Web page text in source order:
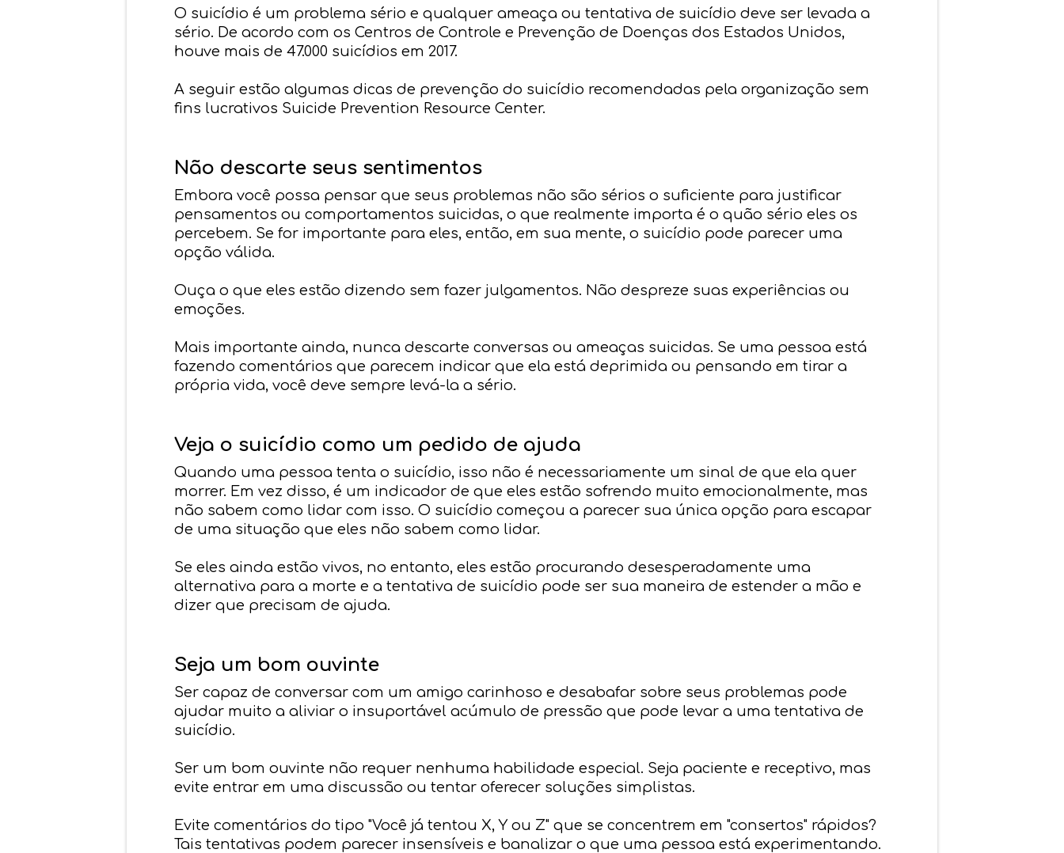
O suicídio é um problema sério e qualquer ameaça ou tentativa de suicídio deve ser levada a
sério. De acordo com os Centros de Controle e Prevenção de Doenças dos Estados Unidos,
houve mais de 47.000 suicídios em 2017.
A seguir estão algumas dicas de prevenção do suicídio recomendadas pela organização sem
fins lucrativos Suicide Prevention Resource Center.
Não descarte seus sentimentos
Embora você possa pensar que seus problemas não são sérios o suficiente para justificar
pensamentos ou comportamentos suicidas, o que realmente importa é o quão sério eles os
percebem. Se for importante para eles, então, em sua mente, o suicídio pode parecer uma
opção válida.
Ouça o que eles estão dizendo sem fazer julgamentos. Não despreze suas experiências ou
emoções.
Mais importante ainda, nunca descarte conversas ou ameaças suicidas. Se uma pessoa está
fazendo comentários que parecem indicar que ela está deprimida ou pensando em tirar a
própria vida, você deve sempre levá-la a sério.
Veja o suicídio como um pedido de ajuda
Quando uma pessoa tenta o suicídio, isso não é necessariamente um sinal de que ela quer
morrer. Em vez disso, é um indicador de que eles estão sofrendo muito emocionalmente, mas
não sabem como lidar com isso. O suicídio começou a parecer sua única opção para escapar
de uma situação que eles não sabem como lidar.
Se eles ainda estão vivos, no entanto, eles estão procurando desesperadamente uma
alternativa para a morte e a tentativa de suicídio pode ser sua maneira de estender a mão e
dizer que precisam de ajuda.
Seja um bom ouvinte
Ser capaz de conversar com um amigo carinhoso e desabafar sobre seus problemas pode
ajudar muito a aliviar o insuportável acúmulo de pressão que pode levar a uma tentativa de
suicídio.
Ser um bom ouvinte não requer nenhuma habilidade especial. Seja paciente e receptivo, mas
evite entrar em uma discussão ou tentar oferecer soluções simplistas.
Evite comentários do tipo "Você já tentou X, Y ou Z" que se concentrem em "consertos" rápidos?
Tais tentativas podem parecer insensíveis e banalizar o que uma pessoa está experimentando.